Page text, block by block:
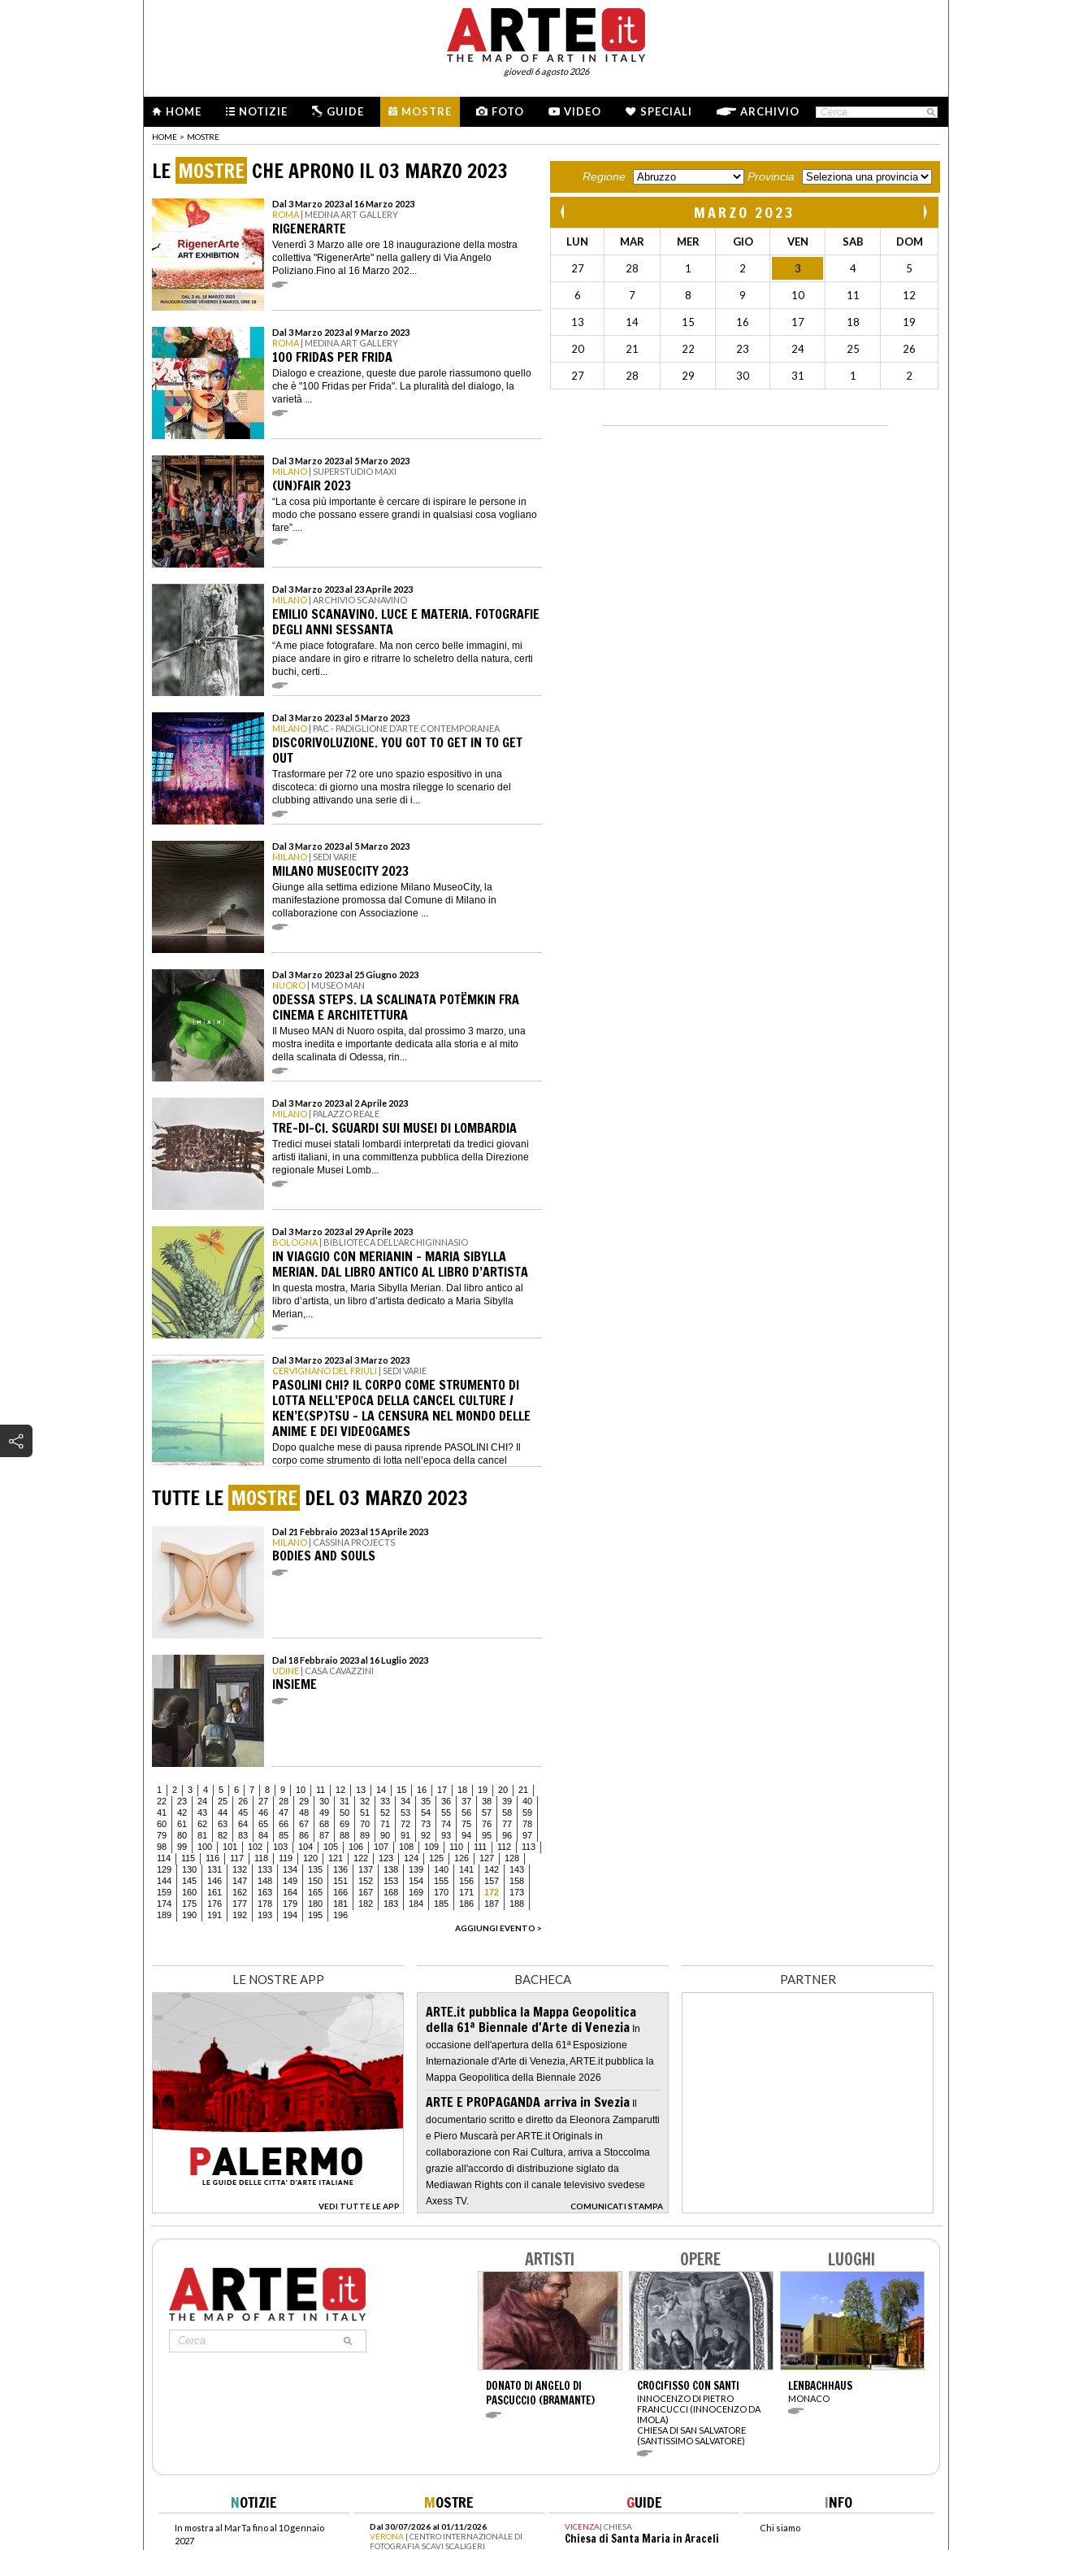
giovedì 6 agosto 2026
HOME NOTIZIE GUIDE MOSTRE FOTO VIDEO SPECIALI ARCHIVIO
HOME > MOSTRE
LE MOSTRE CHE APRONO IL 03 MARZO 2023
Dal 3 Marzo 2023 al 16 Marzo 2023
ROMA | MEDINA ART GALLERY
RIGENERARTE
Venerdì 3 Marzo alle ore 18 inaugurazione della mostra
collettiva "RigenerArte" nella gallery di Via Angelo
Poliziano.Fino al 16 Marzo 202...
Dal 3 Marzo 2023 al 9 Marzo 2023
ROMA | MEDINA ART GALLERY
100 FRIDAS PER FRIDA
Dialogo e creazione, queste due parole riassumono quello
che è "100 Fridas per Frida". La pluralità del dialogo, la
varietà ...
Dal 3 Marzo 2023 al 5 Marzo 2023
MILANO | SUPERSTUDIO MAXI
(UN)FAIR 2023
“La cosa più importante è cercare di ispirare le persone in
modo che possano essere grandi in qualsiasi cosa vogliano
fare”....
Dal 3 Marzo 2023 al 23 Aprile 2023
MILANO | ARCHIVIO SCANAVINO
EMILIO SCANAVINO. LUCE E MATERIA. FOTOGRAFIE
DEGLI ANNI SESSANTA
“A me piace fotografare. Ma non cerco belle immagini, mi
piace andare in giro e ritrarre lo scheletro della natura, certi
buchi, certi...
Dal 3 Marzo 2023 al 5 Marzo 2023
MILANO | PAC - PADIGLIONE D’ARTE CONTEMPORANEA
DISCORIVOLUZIONE. YOU GOT TO GET IN TO GET
OUT
Trasformare per 72 ore uno spazio espositivo in una
discoteca: di giorno una mostra rilegge lo scenario del
clubbing attivando una serie di i...
Dal 3 Marzo 2023 al 5 Marzo 2023
MILANO | SEDI VARIE
MILANO MUSEOCITY 2023
Giunge alla settima edizione Milano MuseoCity, la
manifestazione promossa dal Comune di Milano in
collaborazione con Associazione ...
Dal 3 Marzo 2023 al 25 Giugno 2023
NUORO | MUSEO MAN
ODESSA STEPS. LA SCALINATA POTËMKIN FRA
CINEMA E ARCHITETTURA
Il Museo MAN di Nuoro ospita, dal prossimo 3 marzo, una
mostra inedita e importante dedicata alla storia e al mito
della scalinata di Odessa, rin...
Dal 3 Marzo 2023 al 2 Aprile 2023
MILANO | PALAZZO REALE
TRE-DI-CI. SGUARDI SUI MUSEI DI LOMBARDIA
Tredici musei statali lombardi interpretati da tredici giovani
artisti italiani, in una committenza pubblica della Direzione
regionale Musei Lomb...
Dal 3 Marzo 2023 al 29 Aprile 2023
BOLOGNA | BIBLIOTECA DELL'ARCHIGINNASIO
IN VIAGGIO CON MERIANIN - MARIA SIBYLLA
MERIAN. DAL LIBRO ANTICO AL LIBRO D’ARTISTA
In questa mostra, Maria Sibylla Merian. Dal libro antico al
libro d’artista, un libro d’artista dedicato a Maria Sibylla
Merian,...
Dal 3 Marzo 2023 al 3 Marzo 2023
CERVIGNANO DEL FRIULI | SEDI VARIE
PASOLINI CHI? IL CORPO COME STRUMENTO DI
LOTTA NELL’EPOCA DELLA CANCEL CULTURE /
KEN’E(SP)TSU - LA CENSURA NEL MONDO DELLE
ANIME E DEI VIDEOGAMES
Dopo qualche mese di pausa riprende PASOLINI CHI? Il
corpo come strumento di lotta nell’epoca della cancel
TUTTE LE MOSTRE DEL 03 MARZO 2023
Dal 21 Febbraio 2023 al 15 Aprile 2023
MILANO | CASSINA PROJECTS
BODIES AND SOULS
Dal 18 Febbraio 2023 al 16 Luglio 2023
UDINE | CASA CAVAZZINI
INSIEME
1 2 3 4 5 6 7 8 9 10 11 12 13 14 15 16 17 18 19 20
21
22
23 24 25 26 27 28 29 30 31 32 33 34 35 36 37 38 39
40
41
42 43 44 45 46 47 48 49 50 51 52 53 54 55 56 57 58
59
60
61 62 63 64 65 66 67 68 69 70 71 72 73 74 75 76 77
78
79
80 81 82 83 84 85 86 87 88 89 90 91 92 93 94 95 96
97
98
99 100 101 102 103 104 105 106 107 108 109 110 111 112
113
114
115 116 117 118 119 120 121 122 123 124 125 126 127
128
129
130 131 132 133 134 135 136 137 138 139 140 141 142
143
144
145 146 147 148 149 150 151 152 153 154 155 156 157
158
159
160 161 162 163 164 165 166 167 168 169 170 171 172
173
174
175 176 177 178 179 180 181 182 183 184 185 186 187
188
189
190 191 192 193 194 195
196
AGGIUNGI EVENTO >
Regione Provincia
MARZO 2023
LUN MAR MER GIO VEN SAB DOM
27 28 1 2 3 4 5
6 7 8 9 10 11 12
13 14 15 16 17 18 19
20 21 22 23 24 25 26
27 28 29 30 31 1 2
LE NOSTRE APP
VEDI TUTTE LE APP
>
BACHECA
ARTE.it pubblica la Mappa Geopolitica
della 61ª Biennale d'Arte di Venezia In
occasione dell'apertura della 61ª Esposizione
Internazionale d'Arte di Venezia, ARTE.it pubblica la
Mappa Geopolitica della Biennale 2026
ARTE E PROPAGANDA arriva in Svezia Il
documentario scritto e diretto da Eleonora Zamparutti
e Piero Muscarà per ARTE.it Originals in
collaborazione con Rai Cultura, arriva a Stoccolma
grazie all'accordo di distribuzione siglato da
Mediawan Rights con il canale televisivo svedese
Axess TV.
COMUNICATI STAMPA
>
PARTNER
ARTISTI
DONATO DI ANGELO DI
PASCUCCIO (BRAMANTE)
OPERE
CROCIFISSO CON SANTI
INNOCENZO DI PIETRO
FRANCUCCI (INNOCENZO DA
IMOLA)
CHIESA DI SAN SALVATORE
(SANTISSIMO SALVATORE)
LUOGHI
LENBACHHAUS
MONACO
NOTIZIE
In mostra al MarTa fino al 10 gennaio
2027
MOSTRE
Dal 30/07/2026 al 01/11/2026
VERONA | CENTRO INTERNAZIONALE DI
FOTOGRAFIA SCAVI SCALIGERI
GUIDE
VICENZA| CHIESA
Chiesa di Santa Maria in Araceli
INFO
Chi siamo